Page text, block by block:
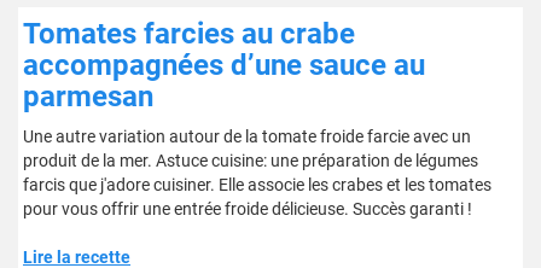
Tomates farcies au crabe
accompagnées d’une sauce au
parmesan
Une autre variation autour de la tomate froide farcie avec un
produit de la mer. Astuce cuisine: une préparation de légumes
farcis que j'adore cuisiner. Elle associe les crabes et les tomates
pour vous offrir une entrée froide délicieuse. Succès garanti !
Lire la recette